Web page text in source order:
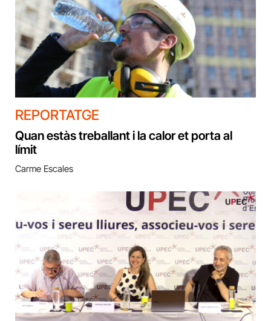
REPORTATGE
Quan estàs treballant i la calor et porta al
límit
Carme Escales